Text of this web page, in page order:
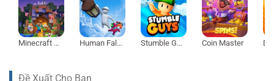
Minecraft 1.21 Human Fall Flat Stumble Guys Coin Master
Đề Xuất Cho Bạn